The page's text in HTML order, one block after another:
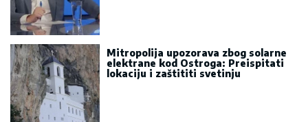
Mitropolija upozorava zbog solarne
elektrane kod Ostroga: Preispitati
lokaciju i zaštititi svetinju